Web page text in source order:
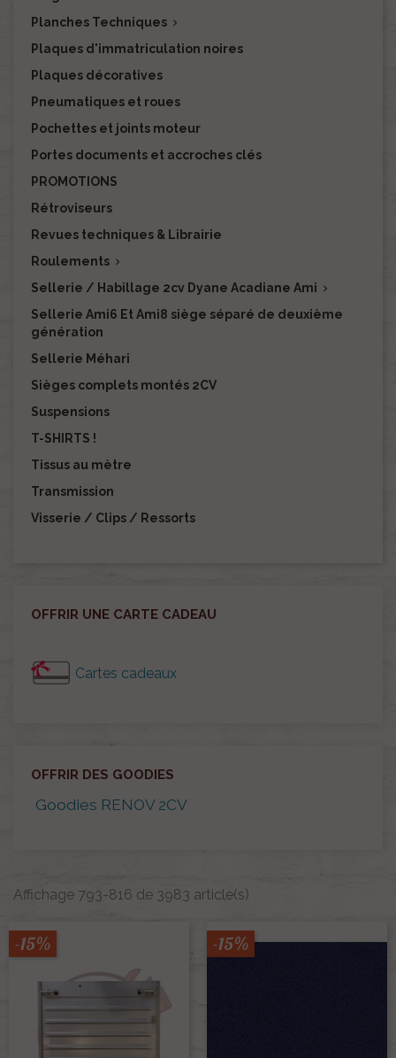
Planches Techniques 
Plaques d'immatriculation noires
Plaques décoratives
Pneumatiques et roues
Pochettes et joints moteur
Portes documents et accroches clés
PROMOTIONS
Rétroviseurs
Revues techniques & Librairie
Roulements 
Sellerie / Habillage 2cv Dyane Acadiane Ami 
Sellerie Ami6 Et Ami8 siège séparé de deuxième
génération
Sellerie Méhari
Sièges complets montés 2CV
Suspensions
T-SHIRTS !
Tissus au mètre
Transmission
Visserie / Clips / Ressorts
OFFRIR UNE CARTE CADEAU
Cartes cadeaux
OFFRIR DES GOODIES
Goodies RENOV 2CV
Affichage 793-816 de 3983 article(s)
-15% -15%